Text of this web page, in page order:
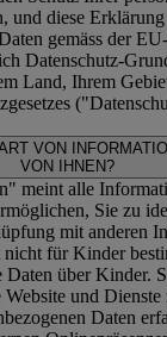
und diese
gemäss der
Datenschutz-
Land, Ihrem
("
VON
VON IHNEN?
meint alle
Sie zu
mit anderen
nicht für Kinder
über Kinder.
und
Daten